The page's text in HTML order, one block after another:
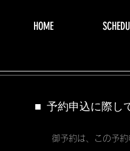
HOME
■ 予約申込に際し
御予約は、この予